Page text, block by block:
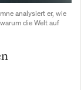
analysiert er, wie
die Welt auf